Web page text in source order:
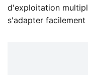
d'exploitation
s'adapter facilement